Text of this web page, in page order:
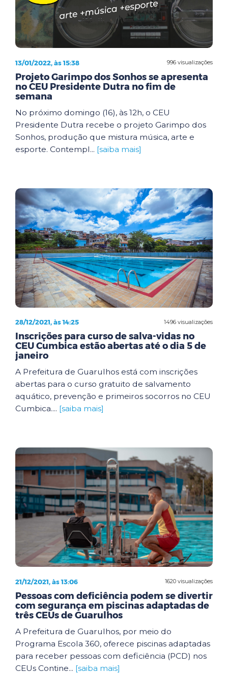
996 visualizações
13/01/2022, às 15:38
Projeto Garimpo dos Sonhos se apresenta
no CEU Presidente Dutra no fim de
semana
No próximo domingo (16), às 12h, o CEU
Presidente Dutra recebe o projeto Garimpo dos
Sonhos, produção que mistura música, arte e
esporte. Contempl... [saiba mais]
1496 visualizações
28/12/2021, às 14:25
Inscrições para curso de salva-vidas no
CEU Cumbica estão abertas até o dia 5 de
janeiro
A Prefeitura de Guarulhos está com inscrições
abertas para o curso gratuito de salvamento
aquático, prevenção e primeiros socorros no CEU
Cumbica.... [saiba mais]
1620 visualizações
21/12/2021, às 13:06
Pessoas com deficiência podem se divertir
com segurança em piscinas adaptadas de
três CEUs de Guarulhos
A Prefeitura de Guarulhos, por meio do
Programa Escola 360, oferece piscinas adaptadas
para receber pessoas com deficiência (PCD) nos
CEUs Contine... [saiba mais]